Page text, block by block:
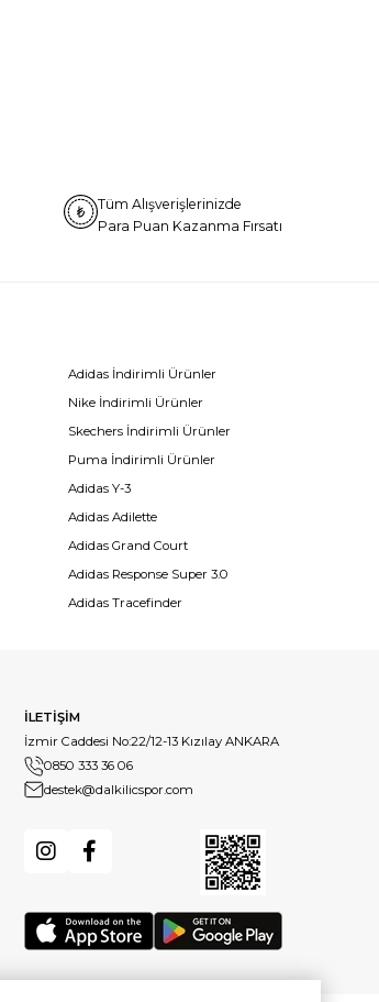
Tüm Alışverişlerinizde
Para Puan Kazanma Fırsatı
Adidas İndirimli Ürünler
Nike İndirimli Ürünler
Skechers İndirimli Ürünler
Puma İndirimli Ürünler
Adidas Y-3
Adidas Adilette
Adidas Grand Court
Adidas Response Super 3.0
Adidas Tracefinder
İLETİŞİM
İzmir Caddesi No:22/12-13 Kızılay ANKARA
0850 333 36 06
destek@dalkilicspor.com